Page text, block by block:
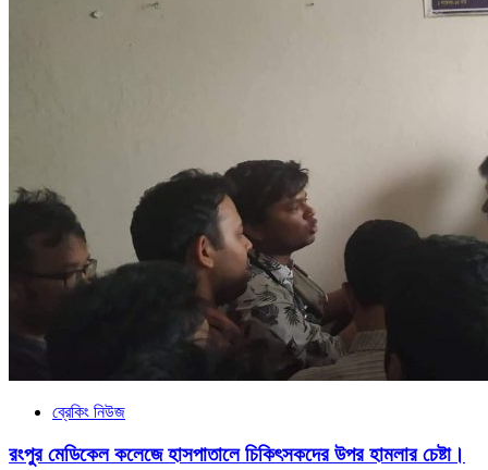
ব্রেকিং নিউজ
রংপুর মেডিকেল কলেজে হাসপাতালে চিকিৎসকদের উপর হামলার চেষ্টা।